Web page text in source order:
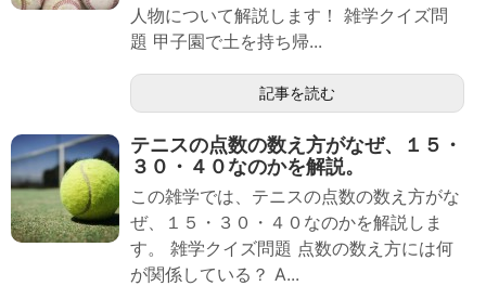
人物について解説します！ 雑学クイズ問
題 甲子園で土を持ち帰...
記事を読む
テニスの点数の数え方がなぜ、１５・
３０・４０なのかを解説。
この雑学では、テニスの点数の数え方がな
ぜ、１５・３０・４０なのかを解説しま
す。 雑学クイズ問題 点数の数え方には何
が関係している？ A...